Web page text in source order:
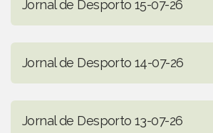
Jornal de Desporto 15-07-26
Jornal de Desporto 14-07-26
Jornal de Desporto 13-07-26